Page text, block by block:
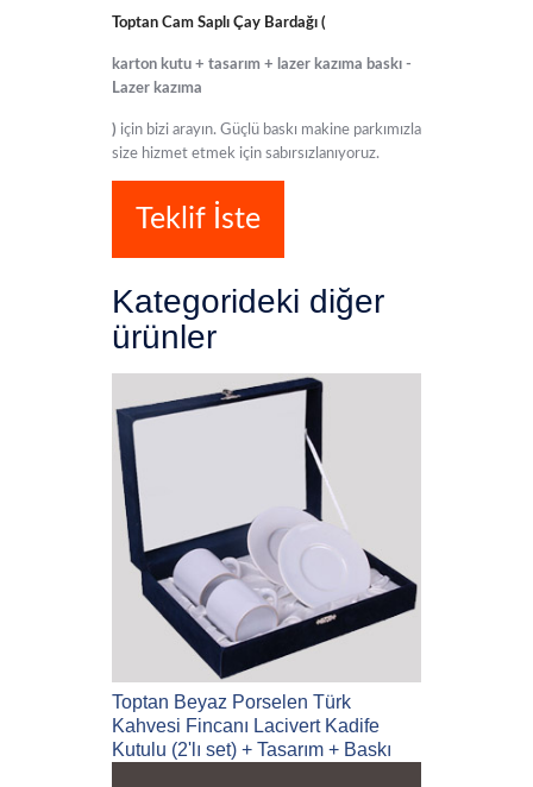
Toptan Cam Saplı Çay Bardağı (
karton kutu + tasarım + lazer kazıma baskı -
Lazer kazıma
) için bizi arayın. Güçlü baskı makine parkımızla
size hizmet etmek için sabırsızlanıyoruz.
Teklif İste
Kategorideki diğer
ürünler
Toptan Beyaz Porselen Türk
Kahvesi Fincanı Lacivert Kadife
Kutulu (2'lı set) + Tasarım + Baskı